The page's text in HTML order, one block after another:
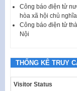
Công báo điện tử
hòa xã hội chủ
Công báo điện tử
Nội
THỐNG KÊ TRUY
Visitor Status